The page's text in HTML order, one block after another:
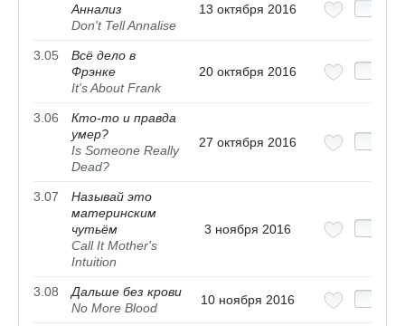
Аннализ
Don't Tell Annalise
13 октября 2016
3.05
Всё дело в
Фрэнке
It's About Frank
20 октября 2016
3.06
Кто-то и правда
умер?
Is Someone Really
Dead?
27 октября 2016
3.07
Называй это
материнским
чутьём
Call It Mother's
Intuition
3 ноября 2016
3.08
Дальше без крови
No More Blood
10 ноября 2016